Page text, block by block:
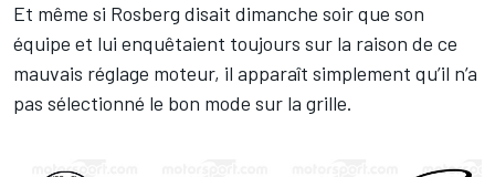
Et même si Rosberg disait dimanche soir que son
équipe et lui enquêtaient toujours sur la raison de ce
mauvais réglage moteur, il apparaît simplement qu’il n’a
pas sélectionné le bon mode sur la grille.